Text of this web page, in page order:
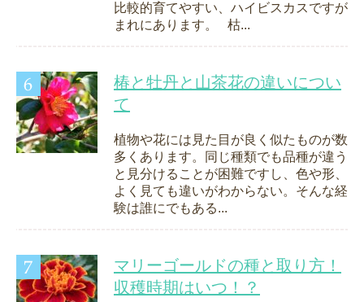
比較的育てやすい、ハイビスカスですが
まれにあります。 枯...
椿と牡丹と山茶花の違いについ
て
植物や花には見た目が良く似たものが数
多くあります。同じ種類でも品種が違う
と見分けることが困難ですし、色や形、
よく見ても違いがわからない。そんな経
験は誰にでもある...
マリーゴールドの種と取り方！
収穫時期はいつ！？